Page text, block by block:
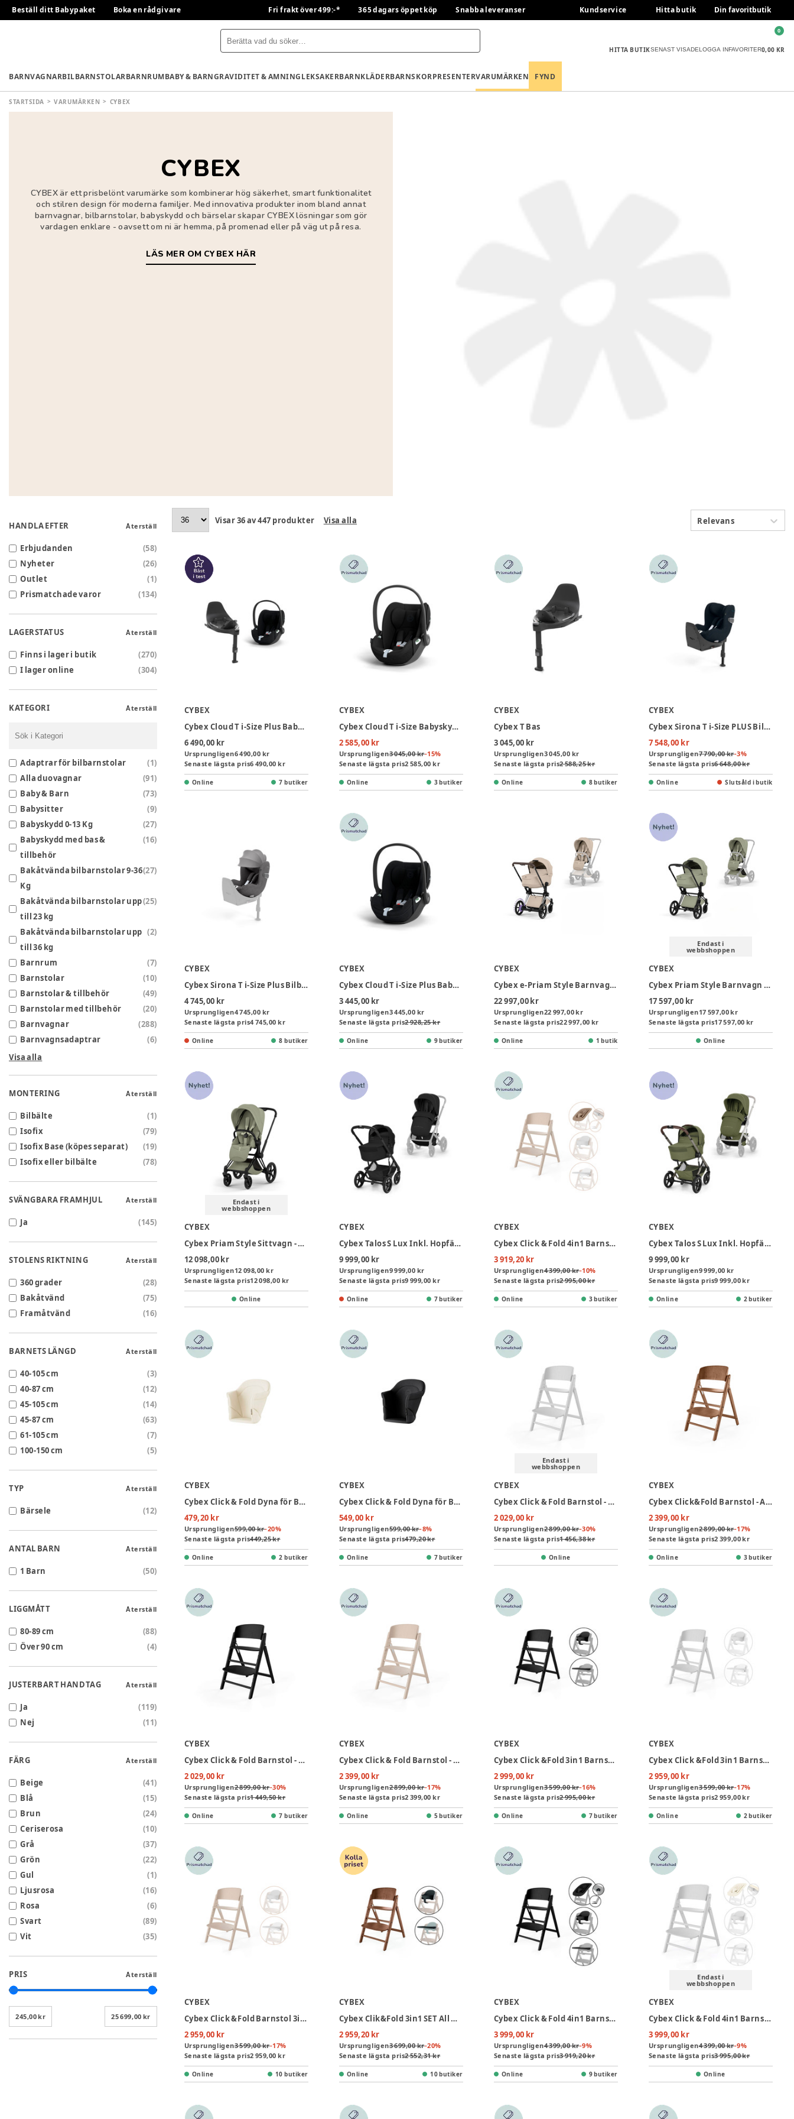
Beställ ditt Babypaket Boka en rådgivare Fri frakt över 499:-* 365 dagars öppet köp Snabba leveranser Kundservice Hitta butik Din favoritbutik
HITTA BUTIKSENAST VISADELOGGA INFAVORITER0,00 KR
0
BARNVAGNARBILBARNSTOLARBARNRUMBABY & BARNGRAVIDITET & AMNINGLEKSAKERBARNKLÄDERBARNSKORPRESENTERVARUMÄRKEN FYND
STARTSIDA VARUMÄRKEN CYBEX
CYBEX
CYBEX är ett prisbelönt varumärke som kombinerar hög säkerhet, smart funktionalitet
och stilren design för moderna familjer. Med innovativa produkter inom bland annat
barnvagnar, bilbarnstolar, babyskydd och bärselar skapar CYBEX lösningar som gör
vardagen enklare - oavsett om ni är hemma, på promenad eller på väg ut på resa.
LÄS MER OM CYBEX HÄR
HANDLA EFTER Återställ
Erbjudanden (58)
Nyheter
(26)
Outlet
(1)
Prismatchade varor
(134)
LAGERSTATUS Återställ
Finns i lager i butik (270)
I lager online
(304)
KATEGORI Återställ
Adaptrar för bilbarnstolar (1)
Alla duovagnar
(91)
Baby & Barn
(73)
Babysitter
(9)
Babyskydd 0-13 Kg
(27)
Babyskydd med bas &
tillbehör
(16)
Bakåtvända bilbarnstolar 9-36
Kg
(27)
Bakåtvända bilbarnstolar upp
till 23 kg
(25)
Bakåtvända bilbarnstolar upp
till 36 kg
(2)
Barnrum (7)
Barnstolar
(10)
Barnstolar & tillbehör
(49)
Barnstolar med tillbehör
(20)
Barnvagnar
(288)
Barnvagnsadaptrar
(6)
Visa alla
MONTERING Återställ
Bilbälte (1)
Isofix
(79)
Isofix Base (köpes separat)
(19)
Isofix eller bilbälte
(78)
SVÄNGBARA FRAMHJUL Återställ
Ja (145)
STOLENS RIKTNING Återställ
360 grader (28)
Bakåtvänd
(75)
Framåtvänd
(16)
BARNETS LÄNGD Återställ
40-105 cm (3)
40-87 cm
(12)
45-105 cm
(14)
45-87 cm
(63)
61-105 cm
(7)
100-150 cm
(5)
TYP Återställ
Bärsele (12)
ANTAL BARN Återställ
1 Barn (50)
LIGGMÅTT Återställ
80-89 cm (88)
Över 90 cm
(4)
JUSTERBART HANDTAG Återställ
Ja (119)
Nej
(11)
FÄRG Återställ
Beige (41)
Blå
(15)
Brun
(24)
Ceriserosa
(10)
Grå
(37)
Grön
(22)
Gul
(1)
Ljusrosa
(16)
Rosa
(6)
Svart
(89)
Vit
(35)
PRIS Återställ
245,00 kr 25 699,00 kr
Visar36av447 produkter Visa alla Relevans
CYBEX
Cybex Cloud T i-Size Plus Babyskydd inkl. bas - Sepia Black
6 490,00 kr
Ursprungligen6 490,00 kr
Senaste lägsta pris6 490,00 kr
Online 7 butiker
CYBEX
Cybex Cloud T i-Size Babyskydd - Sepia Black
2 585,00 kr
Ursprungligen3 045,00 kr-15%
Senaste lägsta pris2 585,00 kr
Online 3 butiker
CYBEX
Cybex T Bas
3 045,00 kr
Ursprungligen3 045,00 kr
Senaste lägsta pris2 588,25 kr
Online 8 butiker
CYBEX
Cybex Sirona T i-Size PLUS Bilbarnstol inkl. bas - Nautical Blue
7 548,00 kr
Ursprungligen7 790,00 kr-3%
Senaste lägsta pris6 648,00 kr
Online Slutsåld i butik
CYBEX
Cybex Sirona T i-Size Plus Bilbarnstol - Mirage Grey
4 745,00 kr
Ursprungligen4 745,00 kr
Senaste lägsta pris4 745,00 kr
Online 8 butiker
CYBEX
Cybex Cloud T i-Size Plus Babyskydd - Sepia Black
3 445,00 kr
Ursprungligen3 445,00 kr
Senaste lägsta pris2 928,25 kr
Online 9 butiker
CYBEX
Cybex e-Priam Style Barnvagn - Cozy Beige/Chrome Brown
22 997,00 kr
Ursprungligen22 997,00 kr
Senaste lägsta pris22 997,00 kr
Online 1 butik
Endast i
webbshoppen
CYBEX
Cybex Priam Style Barnvagn - Sage Green/Matt Black
17 597,00 kr
Ursprungligen17 597,00 kr
Senaste lägsta pris17 597,00 kr
Online
Endast i
webbshoppen
CYBEX
Cybex Priam Style Sittvagn - Sage Green/Matt Black
12 098,00 kr
Ursprungligen12 098,00 kr
Senaste lägsta pris12 098,00 kr
Online
CYBEX
Cybex Talos S Lux Inkl. Hopfällbar Liggdel - Moon Black
9 999,00 kr
Ursprungligen9 999,00 kr
Senaste lägsta pris9 999,00 kr
Online 7 butiker
CYBEX
Cybex Click & Fold 4in1 Barnstol - All Natural
3 919,20 kr
Ursprungligen4 399,00 kr-10%
Senaste lägsta pris2 995,00 kr
Online 3 butiker
CYBEX
Cybex Talos S Lux Inkl. Hopfällbar Liggdel - Moss Green
9 999,00 kr
Ursprungligen9 999,00 kr
Senaste lägsta pris9 999,00 kr
Online 2 butiker
CYBEX
Cybex Click & Fold Dyna för Barnstol - Canvas White
479,20 kr
Ursprungligen599,00 kr-20%
Senaste lägsta pris449,25 kr
Online 2 butiker
CYBEX
Cybex Click & Fold Dyna för Barnstol - Stunning Black
549,00 kr
Ursprungligen599,00 kr-8%
Senaste lägsta pris479,20 kr
Online 7 butiker
Endast i
webbshoppen
CYBEX
Cybex Click & Fold Barnstol - All White
2 029,00 kr
Ursprungligen2 899,00 kr-30%
Senaste lägsta pris1 456,38 kr
Online
CYBEX
Cybex Click&Fold Barnstol - All Natural Dark
2 399,00 kr
Ursprungligen2 899,00 kr-17%
Senaste lägsta pris2 399,00 kr
Online 3 butiker
CYBEX
Cybex Click & Fold Barnstol - Stunning Black
2 029,00 kr
Ursprungligen2 899,00 kr-30%
Senaste lägsta pris1 449,50 kr
Online 7 butiker
CYBEX
Cybex Click & Fold Barnstol - All Natural
2 399,00 kr
Ursprungligen2 899,00 kr-17%
Senaste lägsta pris2 399,00 kr
Online 5 butiker
CYBEX
Cybex Click &Fold 3in1 Barnstol - Stunning Black
2 999,00 kr
Ursprungligen3 599,00 kr-16%
Senaste lägsta pris2 995,00 kr
Online 7 butiker
CYBEX
Cybex Click &Fold 3in1 Barnstol - All White
2 959,00 kr
Ursprungligen3 599,00 kr-17%
Senaste lägsta pris2 959,00 kr
Online 2 butiker
CYBEX
Cybex Click &Fold Barnstol 3in1 - All Natural
2 959,00 kr
Ursprungligen3 599,00 kr-17%
Senaste lägsta pris2 959,00 kr
Online 10 butiker
CYBEX
Cybex Clik&Fold 3in1 SET All Natural Dark - dark natural
2 959,20 kr
Ursprungligen3 699,00 kr-20%
Senaste lägsta pris2 552,31 kr
Online 10 butiker
CYBEX
Cybex Click & Fold 4in1 Barnstol - Stunning Black
3 999,00 kr
Ursprungligen4 399,00 kr-9%
Senaste lägsta pris3 919,20 kr
Online 9 butiker
Endast i
webbshoppen
CYBEX
Cybex Click & Fold 4in1 Barnstol - All White
3 999,00 kr
Ursprungligen4 399,00 kr-9%
Senaste lägsta pris3 995,00 kr
Online